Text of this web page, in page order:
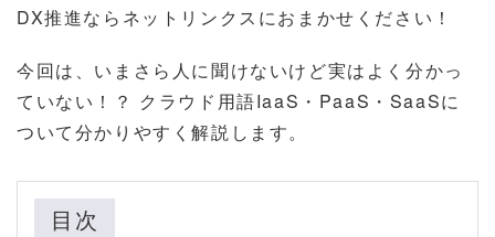
DX推進ならネットリンクスにおまかせください！
今回は、いまさら人に聞けないけど実はよく分かっ
ていない！？ クラウド用語IaaS・PaaS・SaaSに
ついて分かりやすく解説します。
目次